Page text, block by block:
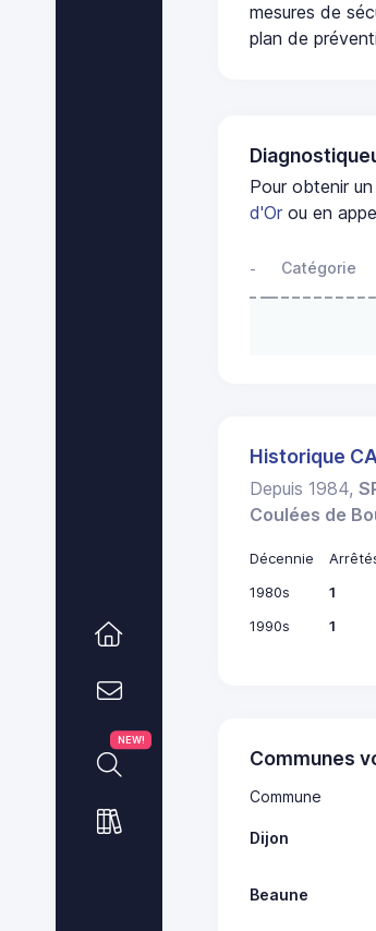
NEW!
mesures de
plan de
Pour obtenir un
d'Or ou en
- Catégorie
Historique
Depuis 1984,
Coulées de
Décennie
1980s
1
1990s
1
Communes
Commune
Dijon
Beaune